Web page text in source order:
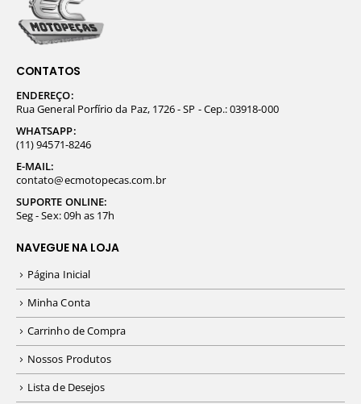
CONTATOS
ENDEREÇO:
Rua General Porfírio da Paz, 1726 - SP - Cep.: 03918-000
WHATSAPP:
(11) 94571-8246
E-MAIL:
contato@ecmotopecas.com.br
SUPORTE ONLINE:
Seg - Sex: 09h as 17h
NAVEGUE NA LOJA
Página Inicial
Minha Conta
Carrinho de Compra
Nossos Produtos
Lista de Desejos